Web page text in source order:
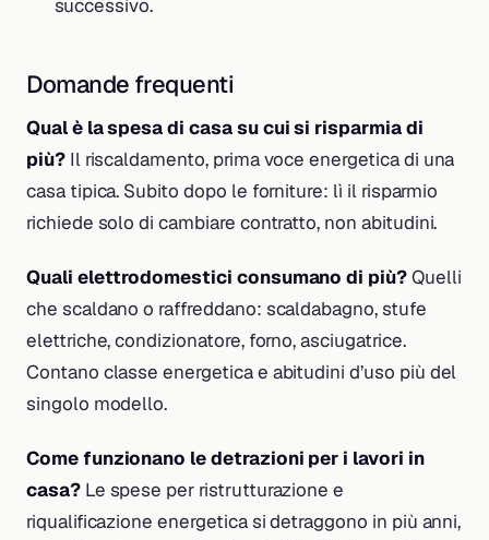
successivo.
Domande frequenti
Qual è la spesa di casa su cui si risparmia di
più?Il riscaldamento, prima voce energetica di una
casa tipica. Subito dopo le forniture: lì il risparmio
richiede solo di cambiare contratto, non abitudini.
Quali elettrodomestici consumano di più?Quelli
che scaldano o raffreddano: scaldabagno, stufe
elettriche, condizionatore, forno, asciugatrice.
Contano classe energetica e abitudini d’uso più del
singolo modello.
Come funzionano le detrazioni per i lavori in
casa?Le spese per ristrutturazione e
riqualificazione energetica si detraggono in più anni,